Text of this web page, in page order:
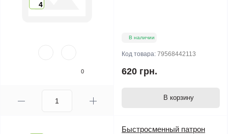
4
0
В наличии
Код товара: 79568442113
620 грн.
В корзину
Быстросменный патрон